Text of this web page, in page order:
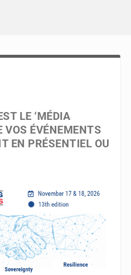
LE ‘MÉDIA
VOS ÉVÉNEMENTS
EN PRÉSENTIEL OU